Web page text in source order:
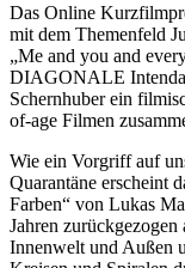
Das Online
mit dem Themenfeld
„Me and you and
DIAGONALE
Schernhuber ein
of-age Filmen
Wie ein Vorgriff auf
Quarantäne erscheint
Farben“ von Lukas
Jahren
Innenwelt und Außen